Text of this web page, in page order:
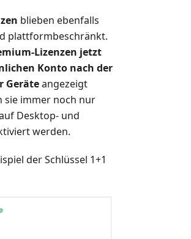
blieben ebenfalls
plattformbeschränkt.
Lizenzen jetzt
Konto nach der
Geräteangezeigt
sie immer noch nur
Desktop- und
werden.
der Schlüssel 1+1